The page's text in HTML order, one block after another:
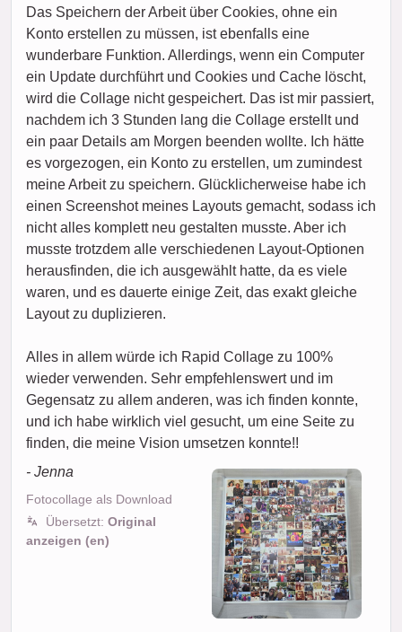
Das Speichern der Arbeit über Cookies, ohne ein
Konto erstellen zu müssen, ist ebenfalls eine
wunderbare Funktion. Allerdings, wenn ein Computer
ein Update durchführt und Cookies und Cache löscht,
wird die Collage nicht gespeichert. Das ist mir passiert,
nachdem ich 3 Stunden lang die Collage erstellt und
ein paar Details am Morgen beenden wollte. Ich hätte
es vorgezogen, ein Konto zu erstellen, um zumindest
meine Arbeit zu speichern. Glücklicherweise habe ich
einen Screenshot meines Layouts gemacht, sodass ich
nicht alles komplett neu gestalten musste. Aber ich
musste trotzdem alle verschiedenen Layout-Optionen
herausfinden, die ich ausgewählt hatte, da es viele
waren, und es dauerte einige Zeit, das exakt gleiche
Layout zu duplizieren.
Alles in allem würde ich Rapid Collage zu 100%
wieder verwenden. Sehr empfehlenswert und im
Gegensatz zu allem anderen, was ich finden konnte,
und ich habe wirklich viel gesucht, um eine Seite zu
finden, die meine Vision umsetzen konnte!!
- Jenna
Fotocollage als Download
Übersetzt: Original
anzeigen (en)